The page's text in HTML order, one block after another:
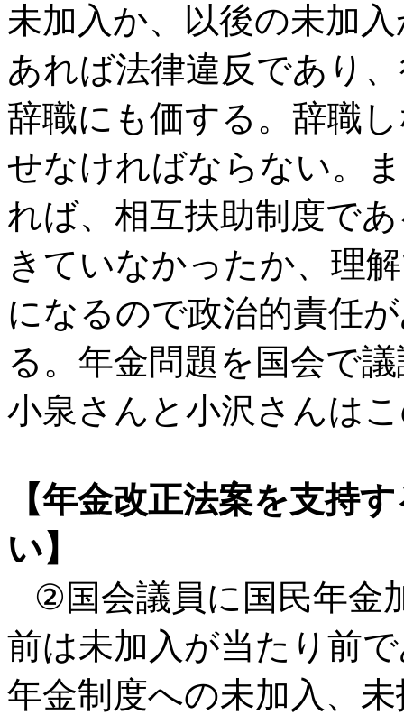
未加入か、以後の未加
あれば法律違反であり
辞職にも価する。辞職
せなければならない。
れば、相互扶助制度で
きていなかったか、理
になるので政治的責任
る。年金問題を国会で
小泉さんと小沢さんは
【年金改正法案を支持
い】
②国会議員に国民年金
前は未加入が当たり前
年金制度への未加入、